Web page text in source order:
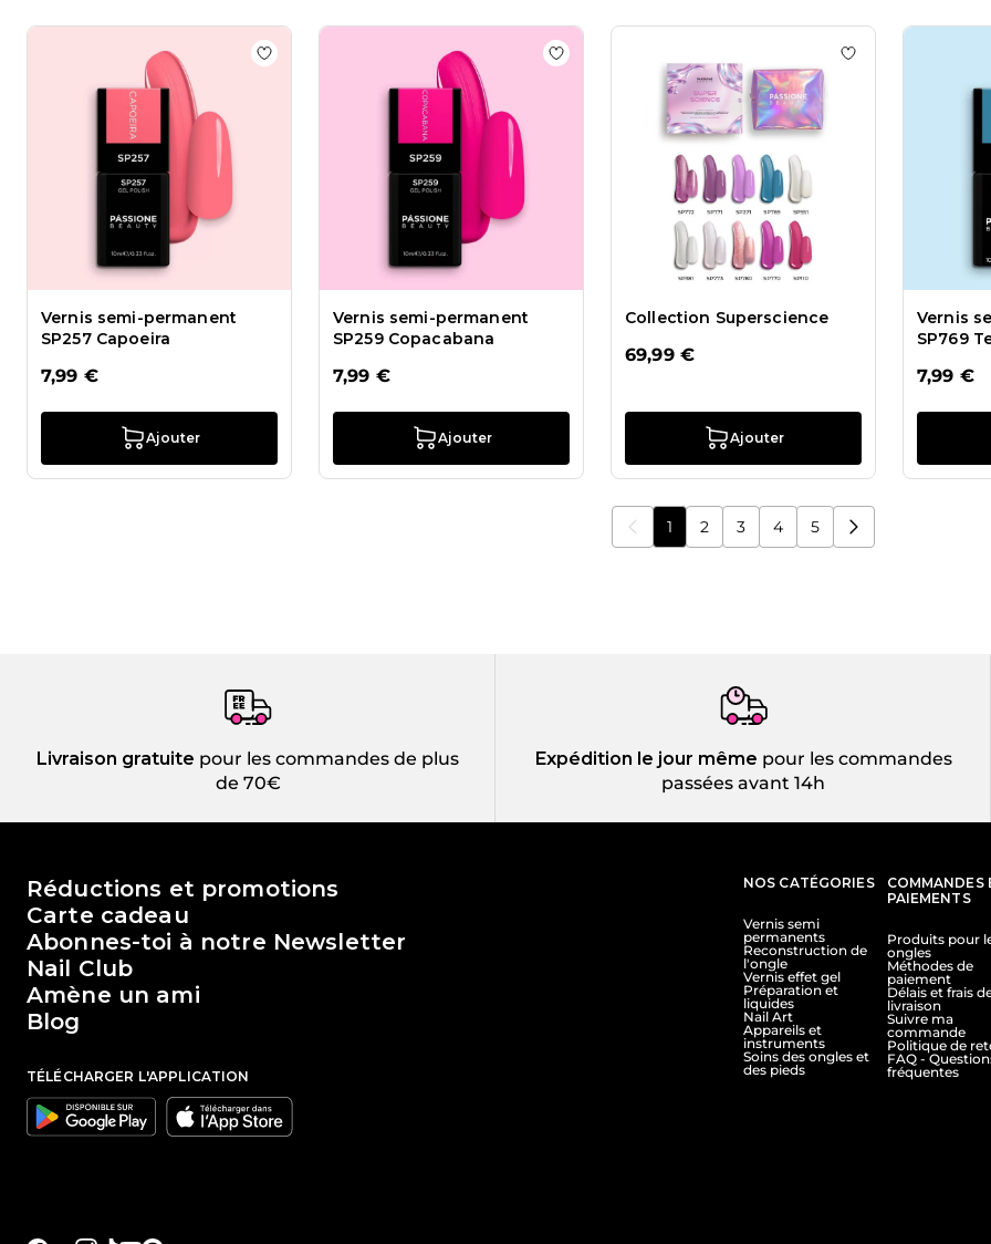
Vernis semi-permanent
SP257 Capoeira
7,99 €
Ajouter
Ajouter à la liste de souhaits Vernis semi-permanent SP257 Capoeira
Vernis semi-permanent
SP259 Copacabana
7,99 €
Ajouter
Ajouter à la liste de souhaits Vernis semi-permanent
Collection Superscience
69,99 €
Ajouter
Ajouter à la liste
Vernis
SP769
7,99 €
Vous lisez actuellement la page
1 Page
2 Page
3 Page
4 Page
5
Livraison gratuite pour les commandes de plus
de 70€
Expédition le jour même pour les commandes
passées avant 14h
Le monde de Passione Beauty
Réductions et promotions
Carte cadeau
Abonnes-toi à notre Newsletter
Nail Club
Amène un ami
Blog
TÉLÉCHARGER L'APPLICATION
Google Apple
NOS CATÉGORIES
Vernis semi
permanents
Reconstruction de
l'ongle
Vernis effet gel
Préparation et
liquides
Nail Art
Appareils et
instruments
Soins des ongles et
des pieds
COMMANDES
PAIEMENTS
Produits pour
ongles
Méthodes de
paiement
Délais et frais
livraison
Suivre ma
commande
Politique de
FAQ -
fréquentes